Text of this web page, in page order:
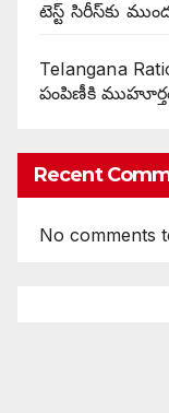
టెస్ట్ సిరీస్‌కు
Telangana
పంపిణీకి
Recent
No comments